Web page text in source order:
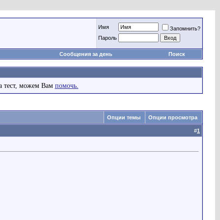
Имя
Запомнить?
Пароль
Сообщения за день Поиск
тест, можем Вам помочь.
Опции темы Опции просмотра
#1